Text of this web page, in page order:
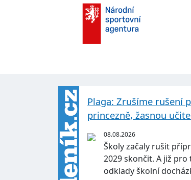
Plaga: Zrušíme rušení
princezně, žasnou
08.08.2026
Školy začaly rušit
2029 skončit. A již
odklady školní